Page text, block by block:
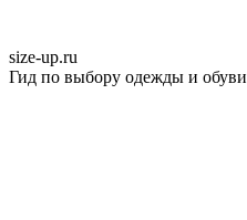
size-up.ru
Гид по выбору одежды и обуви